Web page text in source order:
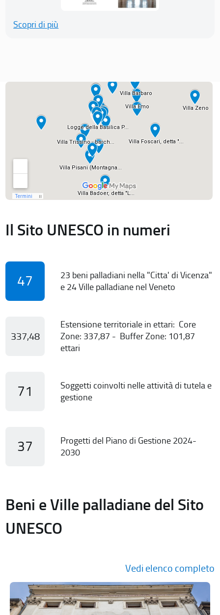
Scopri di più
Il Sito UNESCO in numeri
47
23 beni palladiani nella "Citta' di Vicenza"
e 24 Ville palladiane nel Veneto
337,48
Estensione territoriale in ettari: Core
Zone: 337,87 - Buffer Zone: 101,87
ettari
71
Soggetti coinvolti nelle attività di tutela e
gestione
37
Progetti del Piano di Gestione 2024-
2030
Beni e Ville palladiane del Sito
UNESCO
Vedi elenco completo